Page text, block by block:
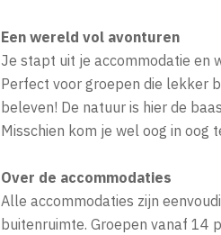
Een wereld vol avonturen
Je stapt uit je accommodatie en
Perfect voor groepen die lekker
beleven! De natuur is hier de
Misschien kom je wel oog in oog
Over de accommodaties
Alle accommodaties zijn
buitenruimte. Groepen vanaf 14